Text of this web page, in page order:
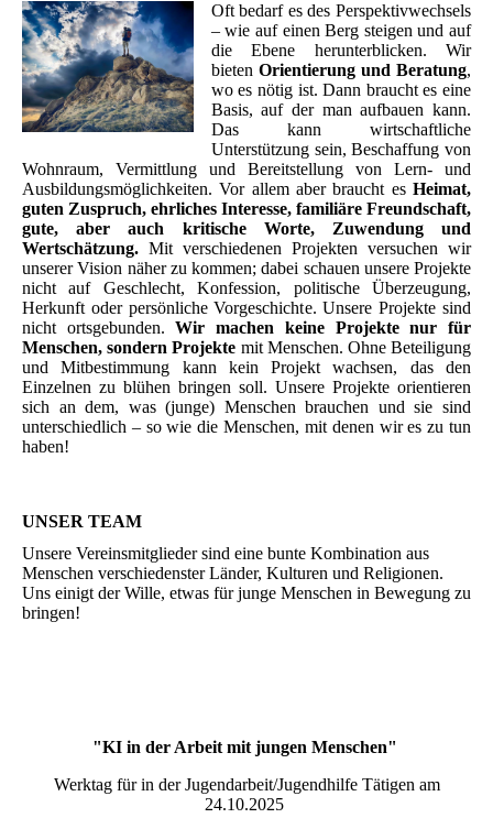
Oft bedarf es des Perspektivwechsels
– wie auf einen Berg steigen und auf
die Ebene herunterblicken. Wir
bieten Orientierung und Beratung,
wo es nötig ist. Dann braucht es eine
Basis, auf der man aufbauen kann.
Das kann wirtschaftliche
Unterstützung sein, Beschaffung von
Wohnraum, Vermittlung und Bereitstellung von Lern- und
Ausbildungsmöglichkeiten. Vor allem aber braucht es Heimat,
guten Zuspruch, ehrliches Interesse, familiäre Freundschaft,
gute, aber auch kritische Worte, Zuwendung und
Wertschätzung. Mit verschiedenen Projekten versuchen wir
unserer Vision näher zu kommen; dabei schauen unsere Projekte
nicht auf Geschlecht, Konfession, politische Überzeugung,
Herkunft oder persönliche Vorgeschichte. Unsere Projekte sind
nicht ortsgebunden.Wir machen keine Projekte nur für
Menschen, sondern Projekte mit Menschen. Ohne Beteiligung
und Mitbestimmung kann kein Projekt wachsen, das den
Einzelnen zu blühen bringen soll. Unsere Projekte orientieren
sich an dem, was (junge) Menschen brauchen und sie sind
unterschiedlich – so wie die Menschen, mit denen wir es zu tun
haben!
UNSER TEAM
Unsere Vereinsmitglieder sind eine bunte Kombination aus
Menschen verschiedenster Länder, Kulturen und Religionen.
Uns einigt der Wille, etwas für junge Menschen in Bewegung zu
bringen!
"KI in der Arbeit mit jungen Menschen"
Werktag für in der Jugendarbeit/Jugendhilfe Tätigen am
24.10.2025